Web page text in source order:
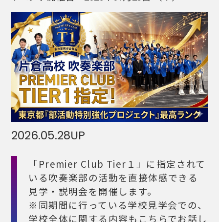
2026.05.28UP
「Premier Club Tier１」に指定されて
いる吹奏楽部の活動を直接体感できる
見学・説明会を開催します。
※同期間に行っている学校見学会での、
学校全体に関する内容もこちらでお話し